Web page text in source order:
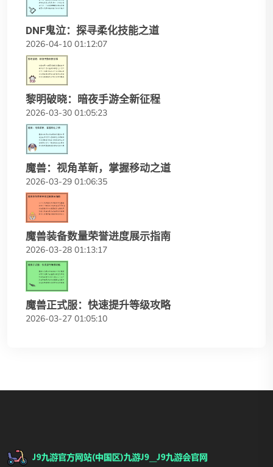
DNF鬼泣：探寻柔化技能之道
2026-04-10 01:12:07
黎明破晓：暗夜手游全新征程
2026-03-30 01:05:23
魔兽：视角革新，掌握移动之道
2026-03-29 01:06:35
魔兽装备数量荣誉进度展示指南
2026-03-28 01:13:17
魔兽正式服：快速提升等级攻略
2026-03-27 01:05:10